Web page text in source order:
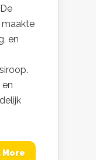
maakte
en
More